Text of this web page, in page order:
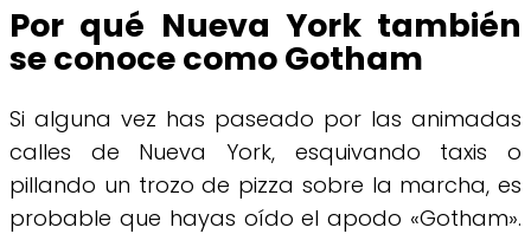
Por qué Nueva York también
se conoce como Gotham
Si alguna vez has paseado por las animadas
calles de Nueva York, esquivando taxis o
pillando un trozo de pizza sobre la marcha, es
probable que hayas oído el apodo «Gotham».